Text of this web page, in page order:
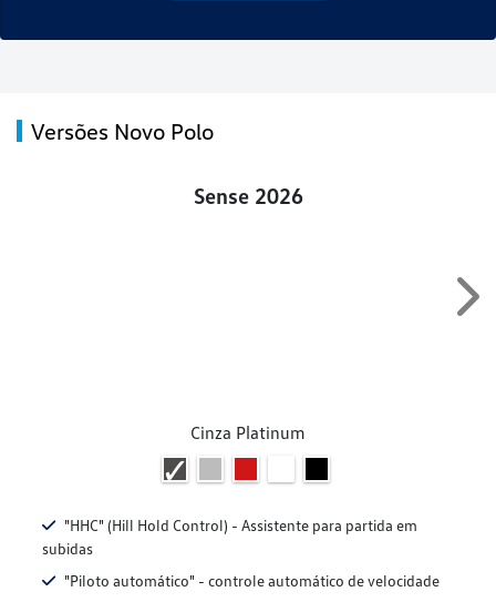
Versões Novo Polo
Sense 2026
Cinza Platinum
"HHC" (Hill Hold Control) - Assistente para partida em
subidas
"Piloto automático" - controle automático de velocidade